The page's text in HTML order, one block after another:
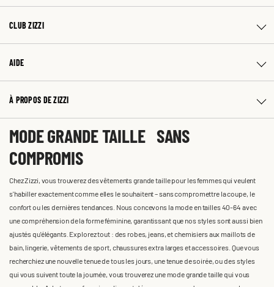
CLUB ZIZZI
AIDE
À PROPOS DE ZIZZI
MODE GRANDE TAILLE SANS
COMPROMIS
Chez Zizzi, vous trouverez des vêtements grande taille pour les femmes qui veulent
s'habiller exactement comme elles le souhaitent – sans compromettre la coupe, le
confort ou les dernières tendances. Nous concevons la mode en tailles 40-64 avec
une compréhension de la forme féminine, garantissant que nos styles sont aussi bien
ajustés qu'élégants. Explorez tout : des robes, jeans, et chemisiers aux maillots de
bain, lingerie, vêtements de sport, chaussures extra larges et accessoires. Que vous
recherchiez une nouvelle tenue de tous les jours, une tenue de soirée, ou des styles
qui vous suivent toute la journée, vous trouverez une mode grande taille qui vous